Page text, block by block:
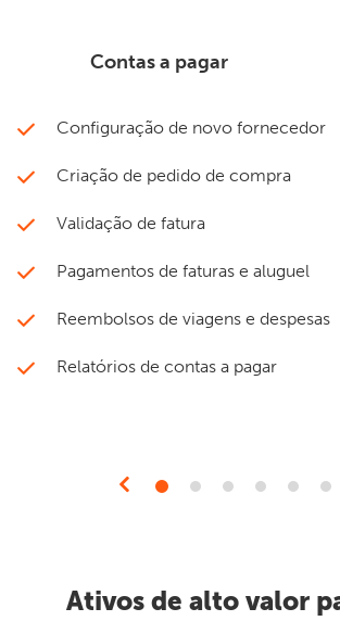
Contas a pagar
Configuração de novo fornecedor
Criação de pedido de compra
Validação de fatura
Pagamentos de faturas e aluguel
Reembolsos de viagens e despesas
Relatórios de contas a pagar
Ativos de alto valor